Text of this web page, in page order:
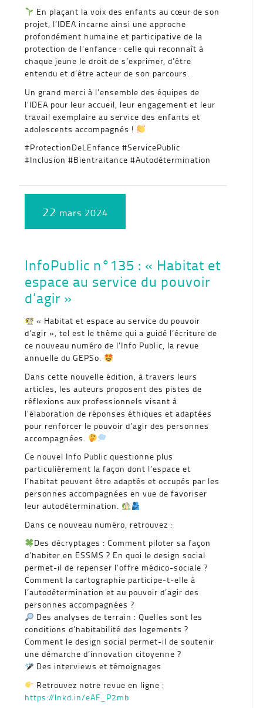
En plaçant la voix des enfants au cœur de son
projet, l’IDEA incarne ainsi une approche
profondément humaine et participative de la
protection de l’enfance : celle qui reconnaît à
chaque jeune le droit de s’exprimer, d’être
entendu et d’être acteur de son parcours.
Un grand merci à l’ensemble des équipes de
l’IDEA pour leur accueil, leur engagement et leur
travail exemplaire au service des enfants et
adolescents accompagnés !
#ProtectionDeLEnfance #ServicePublic
#Inclusion #Bientraitance #Autodétermination
22 mars 2024
InfoPublic n°135 : « Habitat et
espace au service du pouvoir
d’agir »
« Habitat et espace au service du pouvoir
d’agir », tel est le thème qui a guidé l’écriture de
ce nouveau numéro de l’Info Public, la revue
annuelle du GEPSo.
Dans cette nouvelle édition, à travers leurs
articles, les auteurs proposent des pistes de
réflexions aux professionnels visant à
l’élaboration de réponses éthiques et adaptées
pour renforcer le pouvoir d’agir des personnes
accompagnées.
Ce nouvel Info Public questionne plus
particulièrement la façon dont l’espace et
l’habitat peuvent être adaptés et occupés par les
personnes accompagnées en vue de favoriser
leur autodétermination.
Dans ce nouveau numéro, retrouvez :
Des décryptages : Comment piloter sa façon
d’habiter en ESSMS ? En quoi le design social
permet-il de repenser l’offre médico-sociale ?
Comment la cartographie participe-t-elle à
l’autodétermination et au pouvoir d’agir des
personnes accompagnées ?
Des analyses de terrain : Quelles sont les
conditions d’habitabilité des logements ?
Comment le design social permet-il de soutenir
une démarche d’innovation citoyenne ?
Des interviews et témoignages
Retrouvez notre revue en ligne :
https://lnkd.in/eAF_P2mb